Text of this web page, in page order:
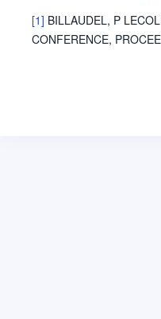
[1] BILLAUDEL, P
CONFERENCE,